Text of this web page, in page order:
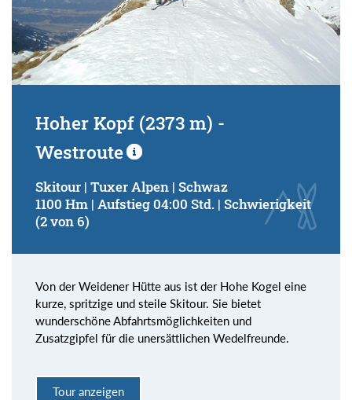
Hoher Kopf (2373 m) -
Westroute
Skitour | Tuxer Alpen | Schwaz
1100 Hm | Aufstieg 04:00 Std. | Schwierigkeit
(2 von 6)
Von der Weidener Hütte aus ist der Hohe Kogel eine
kurze, spritzige und steile Skitour. Sie bietet
wunderschöne Abfahrtsmöglichkeiten und
Zusatzgipfel für die unersättlichen Wedelfreunde.
Tour anzeigen